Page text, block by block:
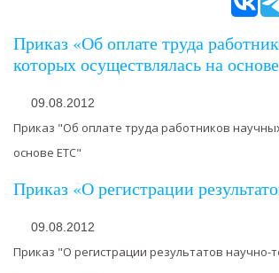
Приказ «Об оплате труда
которых осуществлялась на
09.08.2012
Приказ "Об оплате труда работников
основе ЕТС"
Приказ «О регистрации
09.08.2012
Приказ "О регистрации результатов научно-